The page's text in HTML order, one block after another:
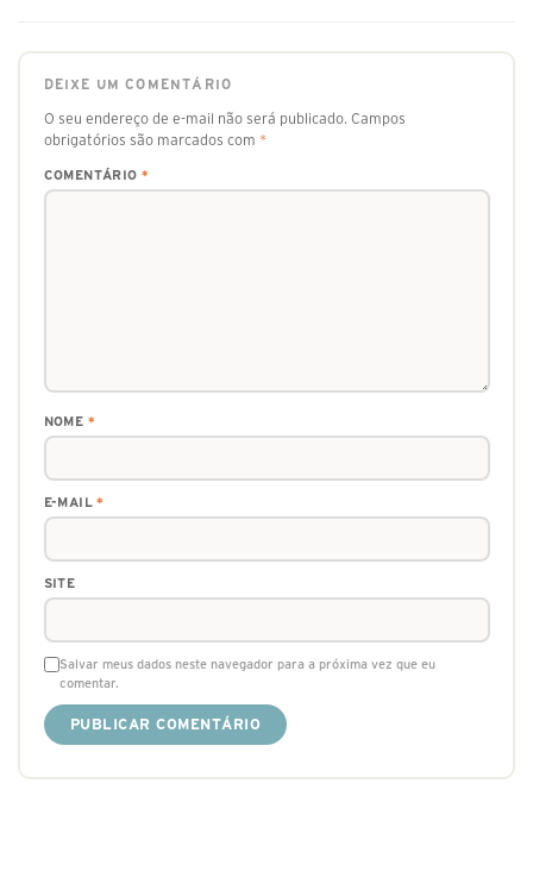
DEIXE UM COMENTÁRIO
O seu endereço de e-mail não será publicado. Campos
obrigatórios são marcados com *
COMENTÁRIO *
NOME *
E-MAIL*
SITE
Salvar meus dados neste navegador para a próxima vez que eu
comentar.